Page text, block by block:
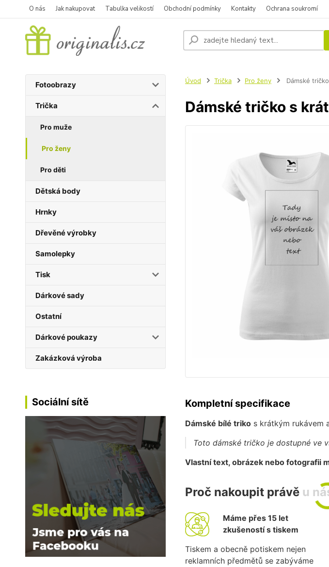
O nás Jak nakupovat Tabulka velikostí Obchodní podmínky Kontakty Ochrana soukromí
Fotoobrazy
Trička
Pro muže
Pro ženy
Pro děti
Dětská body
Hrnky
Dřevěné výrobky
Samolepky
Tisk
Dárkové sady
Ostatní
Dárkové poukazy
Zakázková výroba
Sociální sítě
Úvod Trička Pro ženy Dámské
Dámské tričko s
Kompletní specifikace
Dámské bílé trikos krátkým rukávem
Toto dámské tričko je dostupné ve
Vlastní text, obrázek nebo fotografii
Proč nakoupit právě u
Máme přes 15 let
zkušeností s tiskem
Tiskem a obecně potiskem nejen
reklamních předmětů se zabýváme